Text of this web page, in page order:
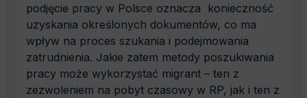
podjęcie pracy w Polsce oznacza konieczność
uzyskania określonych dokumentów, co ma
wpływ na proces szukania i podejmowania
zatrudnienia. Jakie zatem metody poszukiwania
pracy może wykorzystać migrant – ten z
zezwoleniem na pobyt czasowy w RP, jak i ten z